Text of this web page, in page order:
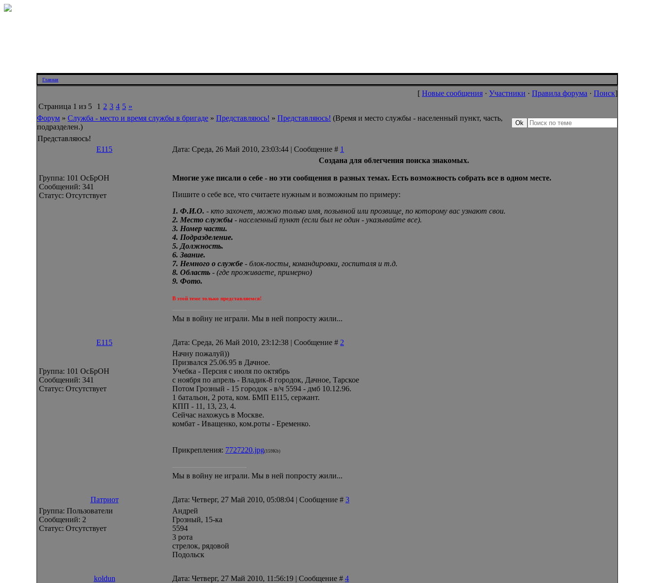
Главная
[ Новые сообщения · Участники · Правила форума · Поиск]
Страница 1 из 5 1 2 3 4 5 »
Форум » Служба - место и время службы в бригаде » Представляюсь! » Представляюсь! (Время и место службы - населенный пункт, часть,
подразделен.)
Представляюсь!
Е115
Дата: Среда, 26 Май 2010, 23:03:44 | Сообщение # 1
Группа: 101 ОсБрОН
Сообщений: 341
Статус: Отсутствует
Создана для облегчения поиска знакомых.
Многие уже писали о себе - но эти сообщения в разных темах. Есть возможность собрать все в одном месте.
Пишите о себе все, что считаете нужным и возможным по примеру:
1. Ф.И.О. - кто захочет, можно только имя, позывной или прозвище, по которому вас узнают свои.
2. Место службы - населенный пункт (если был не один - указывайте все).
3. Номер части.
4. Подразделение.
5. Должность.
6. Звание.
7. Немного о службе - блок-посты, командировки, госпиталя и т.д.
8. Область - (где проживаете, примерно)
9. Фото.
В этой теме только представляемся!
Мы в войну не играли. Мы в ней попросту жили...
Е115 Дата: Среда, 26 Май 2010, 23:12:38 | Сообщение # 2
Группа: 101 ОсБрОН
Сообщений: 341
Статус: Отсутствует
Начну пожалуй))
Призвался 25.06.95 в Дачное.
Учебка - Персия с июля по октябрь
с ноября по апрель - Владик-8 городок, Дачное, Тарское
Потом Грозный - 15 городок - в/ч 5594 - дмб 10.12.96.
1 батальон, 2 рота, ком. БМП Е115, сержант.
КПП - 11, 13, 23, 4.
Сейчас нахожусь в Москве.
комбат - Иващенко, ком.роты - Еременко.
Прикрепления: 7727220.jpg(159Kb)
Мы в войну не играли. Мы в ней попросту жили...
Патриот Дата: Четверг, 27 Май 2010, 05:08:04 | Сообщение # 3
Группа: Пользователи
Сообщений: 2
Статус: Отсутствует
Андрей
Грозный, 15-ка
5594
3 рота
стрелок, рядовой
Подольск
koldun Дата: Четверг, 27 Май 2010, 11:56:19 | Сообщение # 4